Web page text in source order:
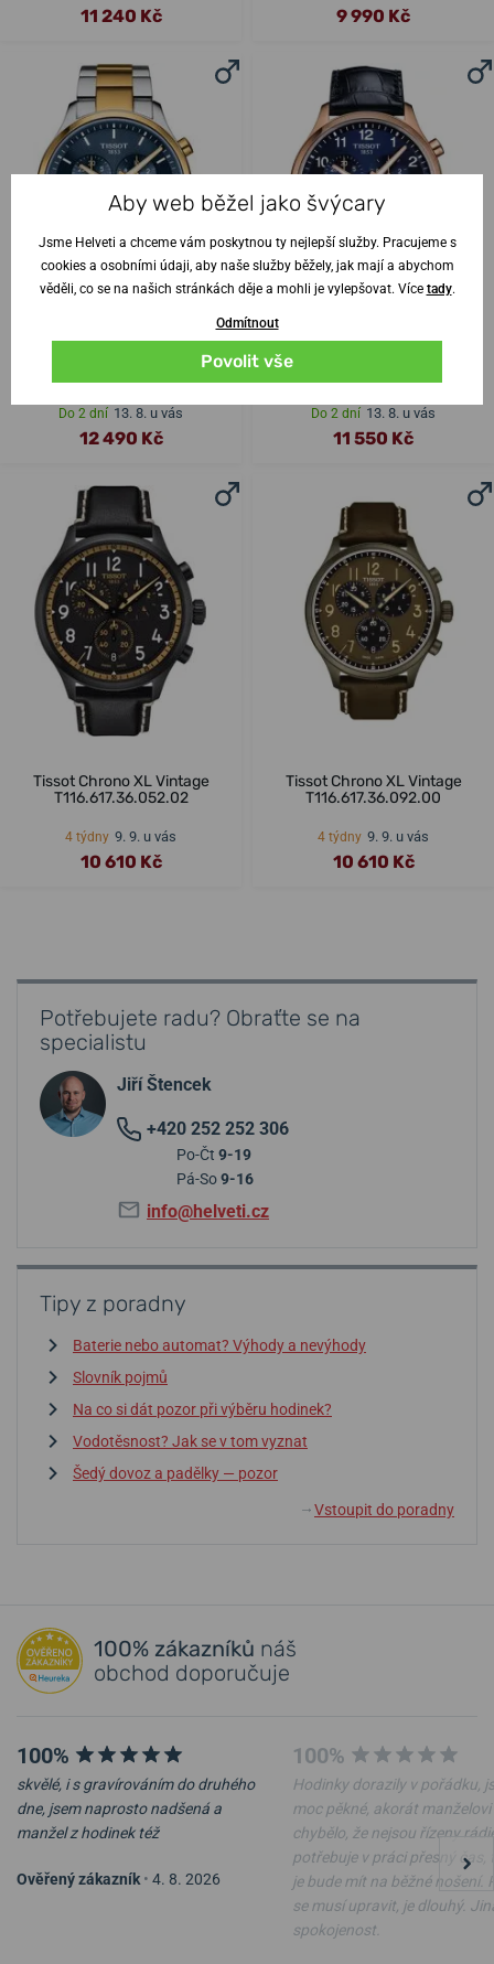
11 240 Kč 9 990 Kč
Do 2 dní 13. 8. u vás
12 490 Kč
Do 2 dní 13. 8. u vás
11 550 Kč
Tissot Chrono XL Vintage
T116.617.36.052.02
4 týdny 9. 9. u vás
10 610 Kč
Tissot Chrono XL Vintage
T116.617.36.092.00
4 týdny 9. 9. u vás
10 610 Kč
Potřebujete radu? Obraťte se na
specialistu
Jiří Štencek
+420 252 252 306
Po-Čt 9-19
Pá-So9-16
info@helveti.cz
Tipy z poradny
Baterie nebo automat? Výhody a nevýhody
Slovník pojmů
Na co si dát pozor při výběru hodinek?
Vodotěsnost? Jak se v tom vyznat
Šedý dovoz a padělky — pozor
↓ Vstoupit do poradny
100% zákazníků náš
obchod doporučuje
100%
skvělé, i s gravírováním do druhého
dne, jsem naprosto nadšená a
manžel z hodinek též
Ověřený zákazník • 4. 8. 2026
100%
Hodinky dorazily v pořádku,
moc pěkné, akorát manželovi
chybělo, že nejsou řízeny
potřebuje v práci přesný čas,
je bude mít na běžné nošení.
se musí upravit, je dlouhý.
spokojenost.
Aby web běžel jako švýcary
Jsme Helveti a chceme vám poskytnou ty nejlepší služby. Pracujeme s
cookies a osobními údaji, aby naše služby běžely, jak mají a abychom
věděli, co se na našich stránkách děje a mohli je vylepšovat. Více tady.
Odmítnout
Povolit vše